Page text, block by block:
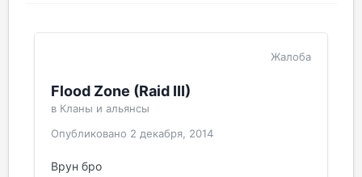
Жалоба
Flood Zone (Raid III)
в Кланы и альянсы
Опубликовано 2 декабря, 2014
Врун бро